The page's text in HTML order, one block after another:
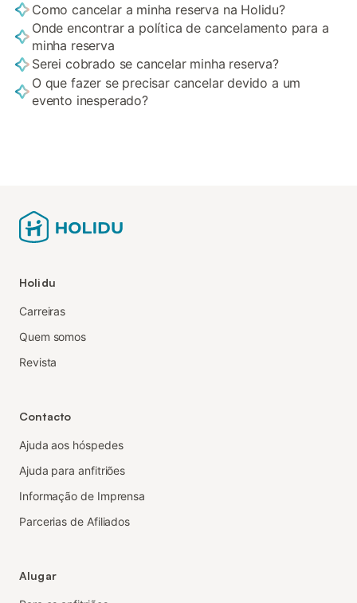
Como cancelar a minha reserva na Holidu?
Onde encontrar a política de cancelamento para a
minha reserva
Serei cobrado se cancelar minha reserva?
O que fazer se precisar cancelar devido a um
evento inesperado?
Holidu
Carreiras
Quem somos
Revista
Contacto
Ajuda aos hóspedes
Ajuda para anfitriões
Informação de Imprensa
Parcerias de Afiliados
Alugar